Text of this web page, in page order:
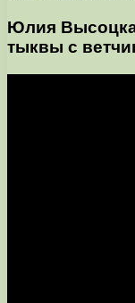
Юлия
тыквы с